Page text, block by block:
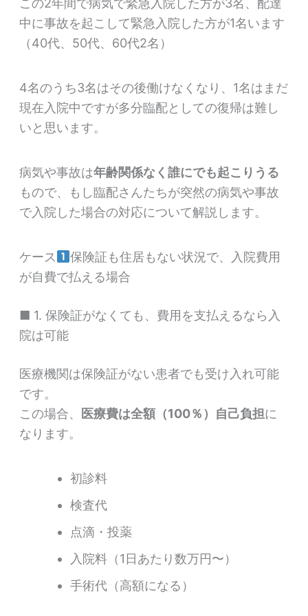
この2年間で病気で緊急入院した方が3名、配達
中に事故を起こして緊急入院した方が1名います
（40代、50代、60代2名）
4名のうち3名はその後働けなくなり、1名はまだ
現在入院中ですが多分臨配としての復帰は難し
いと思います。
病気や事故は年齢関係なく誰にでも起こりうる
もので、もし臨配さんたちが突然の病気や事故
で入院した場合の対応について解説します。
ケース
保険証も住居もない状況で、入院費用
が自費で払える場合
■ 1. 保険証がなくても、費用を支払えるなら入
院は可能
医療機関は保険証がない患者でも受け入れ可能
です。
この場合、
医療費は全額（100％）自己負担に
なります。
初診料
検査代
点滴・投薬
入院料（1日あたり数万円〜）
手術代（高額になる）